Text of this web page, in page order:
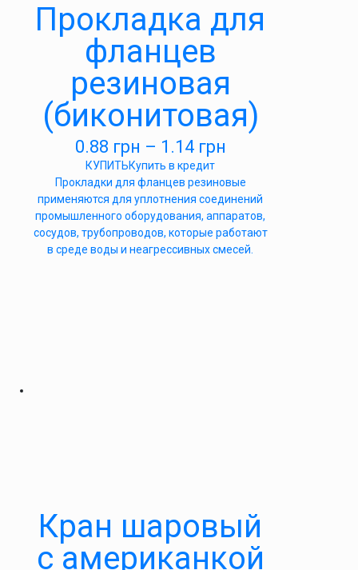
Прокладка для
фланцев
резиновая
(биконитовая)
0.88 грн – 1.14 грн
КУПИТЬКупить в кредит
Прокладки для фланцев резиновые
применяются для уплотнения соединений
промышленного оборудования, аппаратов,
сосудов, трубопроводов, которые работают
в среде воды и неагрессивных смесей.
Кран шаровый
с американкой